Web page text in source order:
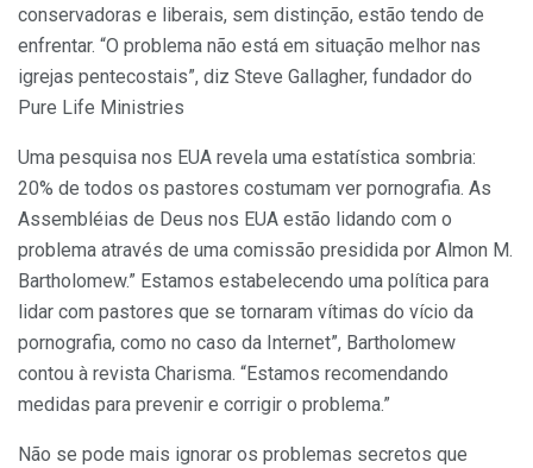
conservadoras e liberais, sem distinção, estão tendo de
enfrentar. “O problema não está em situação melhor nas
igrejas pentecostais”, diz Steve Gallagher, fundador do
Pure Life Ministries
Uma pesquisa nos EUA revela uma estatística sombria:
20% de todos os pastores costumam ver porno­grafia. As
Assembléias de Deus nos EUA estão lidando com o
problema através de uma comissão presidida por Almon M.
Bartholomew.” Estamos estabelecendo uma política para
lidar com pastores que se tornaram vítimas do vício da
pornografia, como no caso da Internet”, Bartholomew
contou à revista Charisma. “Estamos recomendando
medidas para prevenir e corrigir o problema.”
Não se pode mais ignorar os problemas secretos que